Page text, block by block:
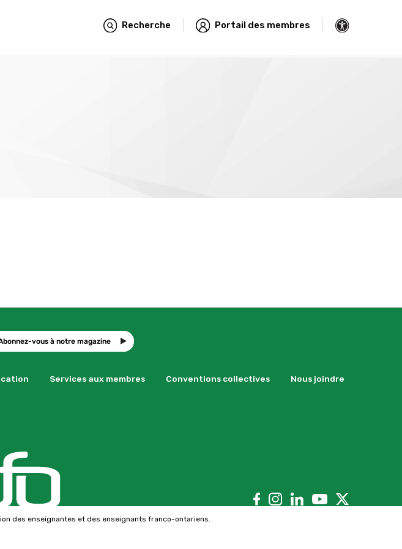
Recherche Portail des membres
vous à notre magazine
Services aux membres Conventions collectives Nous joindre
des enseignantes et des enseignants franco-ontariens.